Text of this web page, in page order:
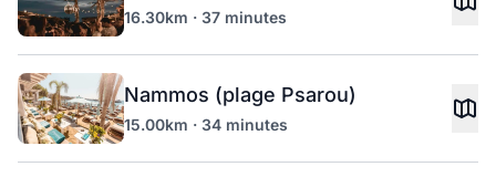
16.30km · 37 minutes
Nammos (plage Psarou)
15.00km · 34 minutes